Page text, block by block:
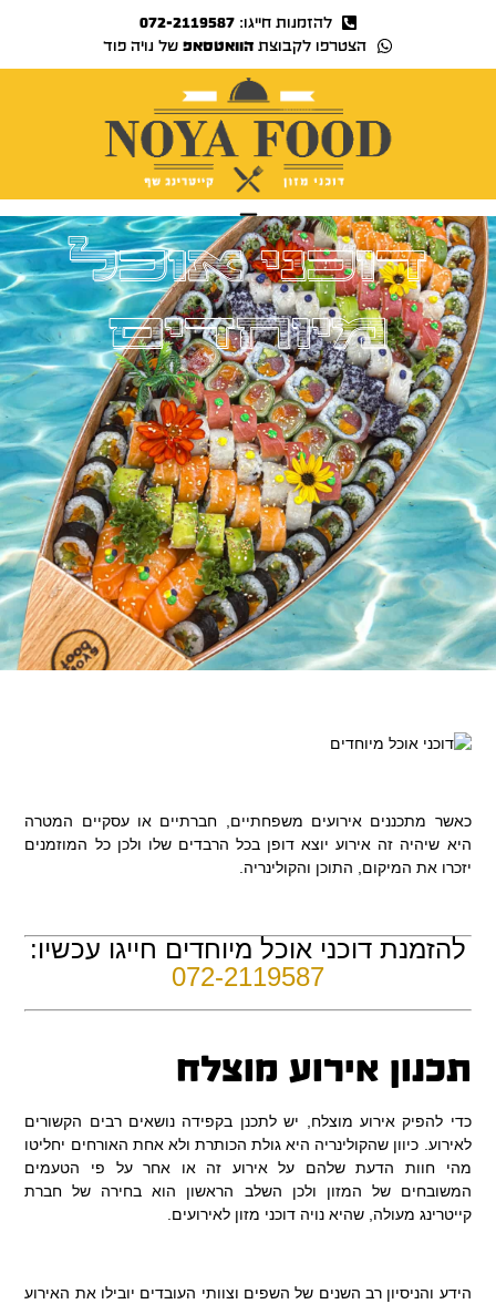
להזמנות חייגו:072-2119587
הצטרפו לקבוצתהוואטסאפ של נויה פוד
דוכני אוכל
מיוחדים
כאשר מתכננים אירועים משפחתיים, חברתיים או עסקיים המטרה
היא שיהיה זה אירוע יוצא דופן בכל הרבדים שלו ולכן כל המוזמנים
יזכרו את המיקום, התוכן והקולינריה.
להזמנת דוכני אוכל מיוחדים חייגו עכשיו:
072-2119587
תכנון אירוע מוצלח
כדי להפיק אירוע מוצלח, יש לתכנן בקפידה נושאים רבים הקשורים
לאירוע. כיוון שהקולינריה היא גולת הכותרת ולא אחת האורחים יחליטו
מהי חוות הדעת שלהם על אירוע זה או אחר על פי הטעמים
המשובחים של המזון ולכן השלב הראשון הוא בחירה של חברת
קייטרינג מעולה, שהיא נויה דוכני מזון לאירועים.
הידע והניסיון רב השנים של השפים וצוותי העובדים יובילו את האירוע